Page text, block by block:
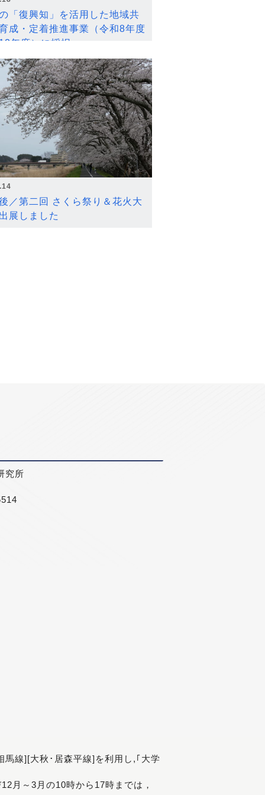
「復興知」を活用した地域共
成・定着推進事業（令和8年度
年度）に採択
／第二回 さくら祭り＆花火大
展しました
究所
線][大秋･居森平線]を利用し,｢大学
月～3月の10時から17時までは，